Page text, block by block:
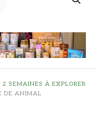
SEMAINES À EXPLORER
DE ANIMAL